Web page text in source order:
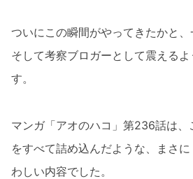
ついにこの瞬間がやってきたかと、
そして考察ブロガーとして震える
す。
マンガ「アオのハコ」第236話は、
をすべて詰め込んだような、まさ
わしい内容でした。